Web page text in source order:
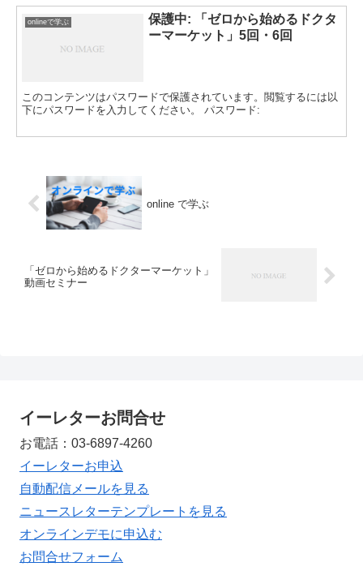
onlineで学ぶ
保護中: 「ゼロから始めるドクタ
ーマーケット」5回・6回
このコンテンツはパスワードで保護されています。閲覧するには以
下にパスワードを入力してください。 パスワード:
online で学ぶ
「ゼロから始めるドクターマーケット」
動画セミナー
イーレターお問合せ
お電話：03-6897-4260
イーレターお申込
自動配信メールを見る
ニュースレターテンプレートを見る
オンラインデモに申込む
お問合せフォーム